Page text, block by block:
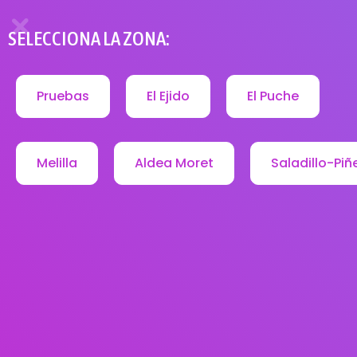
SELECCIONA LA ZONA:
Pruebas El Ejido El Puche
Melilla Aldea Moret Saladillo-